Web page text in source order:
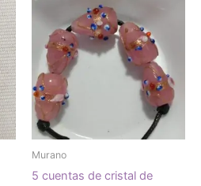
Murano
5 cuentas de cristal de